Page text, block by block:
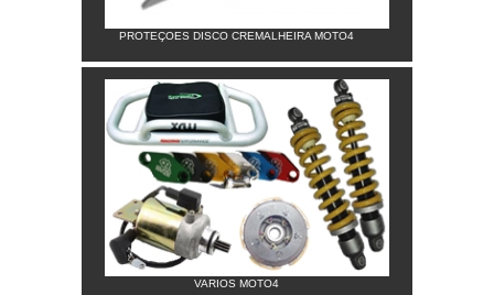
PROTEÇOES DISCO CREMALHEIRA MOTO4
VARIOS MOTO4